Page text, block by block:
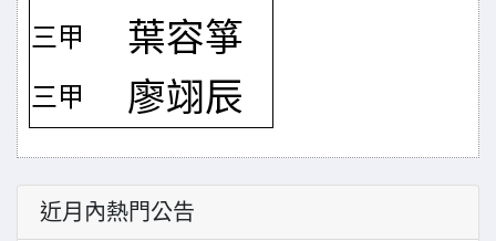
三甲 葉容箏
三甲 廖翊辰
近月內熱門公告